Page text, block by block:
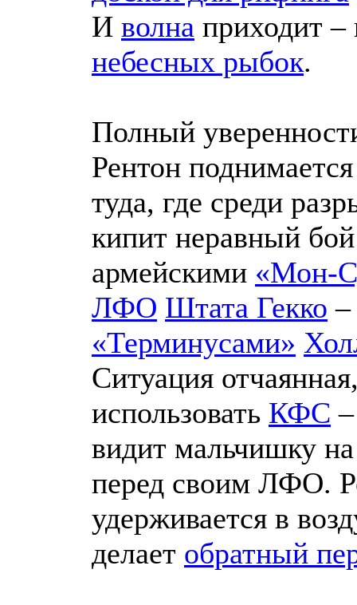
И волна приходит –
небесных рыбок.
Полный
Рентон
туда, где среди
кипит неравный
армейскими «Мон-
ЛФО Штата Гекко
«Терминусами»
Ситуация
использовать КФС
видит мальчишку
перед своим ЛФО.
удерживается в
делает обратный